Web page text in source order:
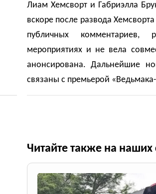
Лиам Хемсворт и Габриэлла
вскоре после развода
публичных комментариев,
мероприятиях и не вела
анонсирована. Дальнейшие
связаны с премьерой
Читайте также на наших